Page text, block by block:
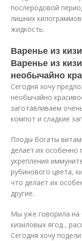
послеродовой
лишних
жидкость.
Варенье из
Варенье из
необычайно
Сегодня хочу
необычайно
заготавливаем
компот и сладкие
Плоды богаты
делает их особенно
укрепления
рубинового цвета,
что делает их
другие.
Мы уже говорила на
кизиловых ягод ,
Сегодня хочу